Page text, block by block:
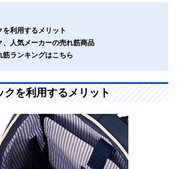
を利用するメリット
、人気メーカーの売れ筋商品
筋ランキングはこちら
クを利用するメリット